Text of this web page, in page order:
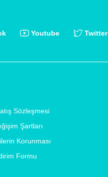
Youtube Twitter
Sözleşmesi
Şartları
Korunması
Formu